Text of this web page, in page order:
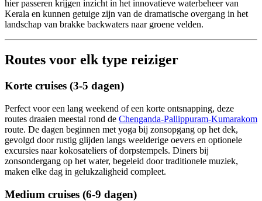
hier passeren krijgen inzicht in het innovatieve waterbeheer van
Kerala en kunnen getuige zijn van de dramatische overgang in het
landschap van brakke backwaters naar groene velden.
Routes voor elk type reiziger
Korte cruises (3-5 dagen)
Perfect voor een lang weekend of een korte ontsnapping, deze
routes draaien meestal rond de Chenganda-Pallippuram-Kumarakom
route. De dagen beginnen met yoga bij zonsopgang op het dek,
gevolgd door rustig glijden langs weelderige oevers en optionele
excursies naar kokosateliers of dorpstempels. Diners bij
zonsondergang op het water, begeleid door traditionele muziek,
maken elke dag in gelukzaligheid compleet.
Medium cruises (6-9 dagen)